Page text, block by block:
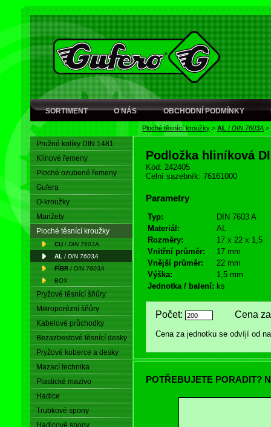
SORTIMENT O NÁS OBCHODNÍ PODMÍNKY
Ploché těsnící kroužky > AL / DIN 7603A >
Pružné kolíky DIN 1481
Klínové řemeny
Ploché ozubené řemeny
Gufera
O-kroužky
Manžety
Ploché těsnící kroužky
CU / DIN 7603A
AL / DIN 7603A
FÍBR / DIN 7603A
BOX
Pryžové těsnící šňůry
Mikroporézní šňůry
Kabelové průchodky
Bezazbestové těsnící desky
Pryžové koberce a desky
Mazací technika
Plastické mazivo
Hadice
Trubkové spony
Hadicové spony
Podložka hliníková
Kód: 242405
Celní sazebník: 76161000
Parametry
Typ:
DIN 7603 A
Materiál:
AL
Rozměry:
17 x 22 x 1,5
Vnitřní průměr:
17 mm
Vnější průměr:
22 mm
Výška:
1,5 mm
Jednotka / balení: ks
Počet: Cena za
Cena za jednotku se odvíjí od
POTŘEBUJETE PORADIT?